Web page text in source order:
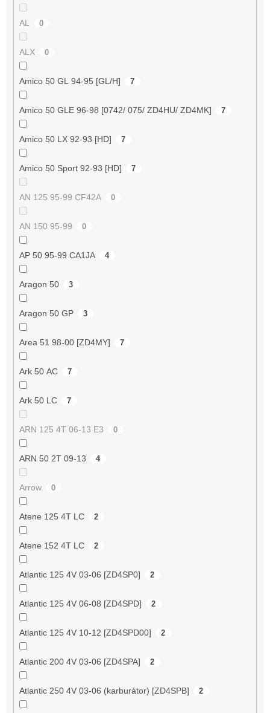
AL 0
ALX 0
Amico 50 GL 94-95 [GL/H] 7
Amico 50 GLE 96-98 [0742/ 075/ ZD4HU/ ZD4MK] 7
Amico 50 LX 92-93 [HD] 7
Amico 50 Sport 92-93 [HD] 7
AN 125 95-99 CF42A 0
AN 150 95-99 0
AP 50 95-99 CA1JA 4
Aragon 50 3
Aragon 50 GP 3
Area 51 98-00 [ZD4MY] 7
Ark 50 AC 7
Ark 50 LC 7
ARN 125 4T 06-13 E3 0
ARN 50 2T 09-13 4
Arrow 0
Atene 125 4T LC 2
Atene 152 4T LC 2
Atlantic 125 4V 03-06 [ZD4SP0] 2
Atlantic 125 4V 06-08 [ZD4SPD] 2
Atlantic 125 4V 10-12 [ZD4SPD00] 2
Atlantic 200 4V 03-06 [ZD4SPA] 2
Atlantic 250 4V 03-06 (karburátor) [ZD4SPB] 2